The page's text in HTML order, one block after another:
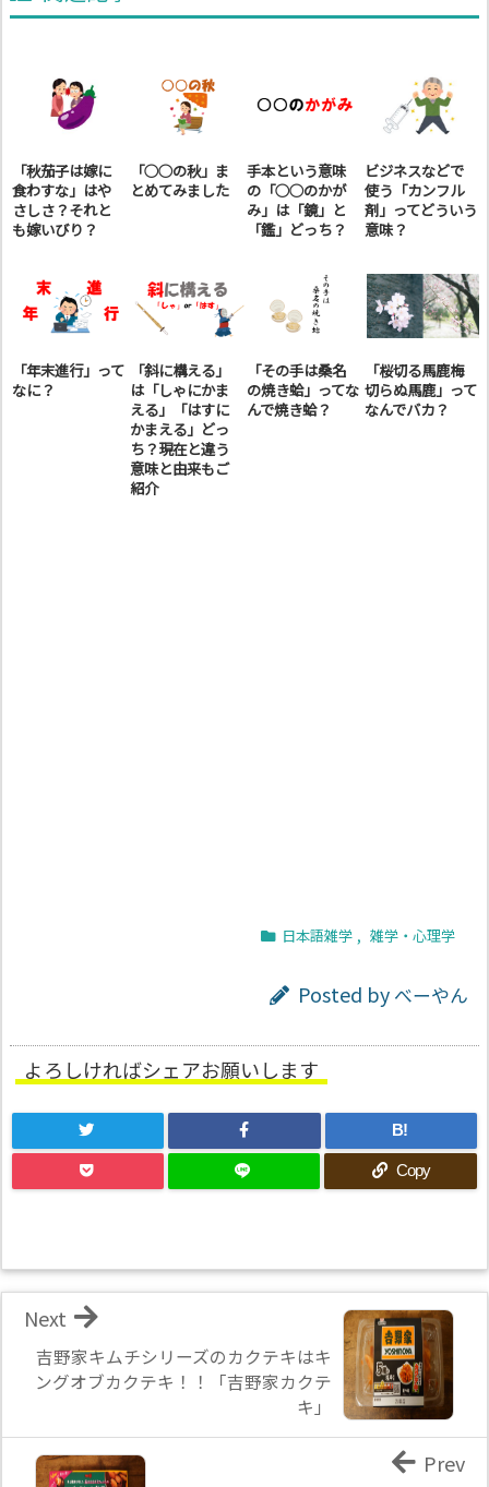
「秋茄子は嫁に
食わすな」はや
さしさ？それと
も嫁いびり？
「○○の秋」ま
とめてみました
手本という意味
の「○○のかが
み」は「鏡」と
「鑑」どっち？
ビジネスなどで
使う「カンフル
剤」ってどういう
意味？
「年末進行」って
なに？
「斜に構える」
は「しゃにかま
える」「はすに
かまえる」どっ
ち？現在と違う
意味と由来もご
紹介
「その手は桑名
の焼き蛤」ってな
んで焼き蛤？
「桜切る馬鹿梅
切らぬ馬鹿」って
なんでバカ？
日本語雑学 , 雑学・心理学
Posted by べーやん
よろしければシェアお願いします
B!
Copy
吉野家キムチシリーズのカクテキはキ
ングオブカクテキ！！「吉野家カクテ
キ」
Next
Prev